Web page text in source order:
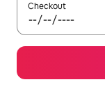
Checkout